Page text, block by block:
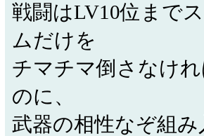
戦闘はLV10位まで
ムだけを
チマチマ倒さなけ
のに、
武器の相性なぞ組